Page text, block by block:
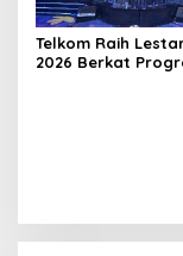
Telkom Raih
2026 Berkat